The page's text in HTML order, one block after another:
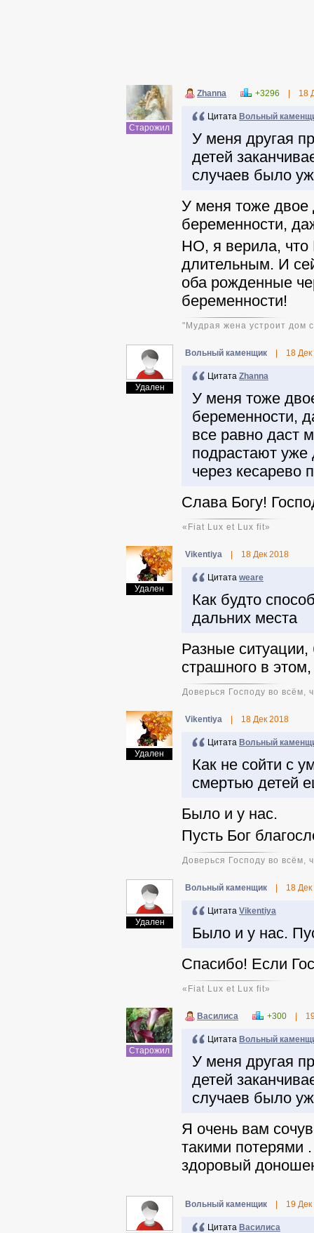
Старожил
Zhanna +3296 18
Цитата Вольный
У меня другая
детей
случаев было
У меня тоже двое
беременности,
НО, я верила, что
длительным. И
оба рожденные
беременности!
"Мудрая жена устроит дом
Удален
Вольный каменщик 18
Цитата Zhanna
У меня тоже
беременности,
все равно даст
подрастают уже
через кесарево
Слава Богу!
«Fiat Lux et Lux fit»
Удален
Vikentiya 18 Дек 2018
Цитата weare
Как будто
дальних места
Разные
страшного в
Доверься Господу во всём,
Удален
Vikentiya 18 Дек 2018
Цитата Вольный
Как не сойти с
смертью детей
Было и у нас.
Пусть Бог
Доверься Господу во всём,
Удален
Вольный каменщик 18
Цитата Vikentiya
Было и у нас.
Спасибо! Если
«Fiat Lux et Lux fit»
Старожил
Василиса +300
Цитата Вольный
У меня другая
детей
случаев было
Я очень вам
такими потерями
здоровый
Вольный каменщик 19
Цитата Василиса